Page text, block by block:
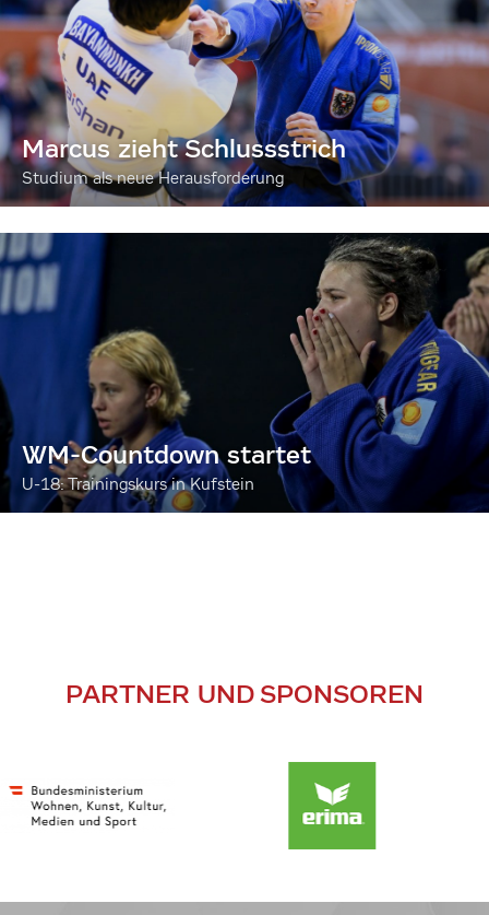
Marcus zieht Schlussstrich
Studium als neue Herausforderung
WM-Countdown startet
U-18: Trainingskurs in Kufstein
PARTNER UND SPONSOREN